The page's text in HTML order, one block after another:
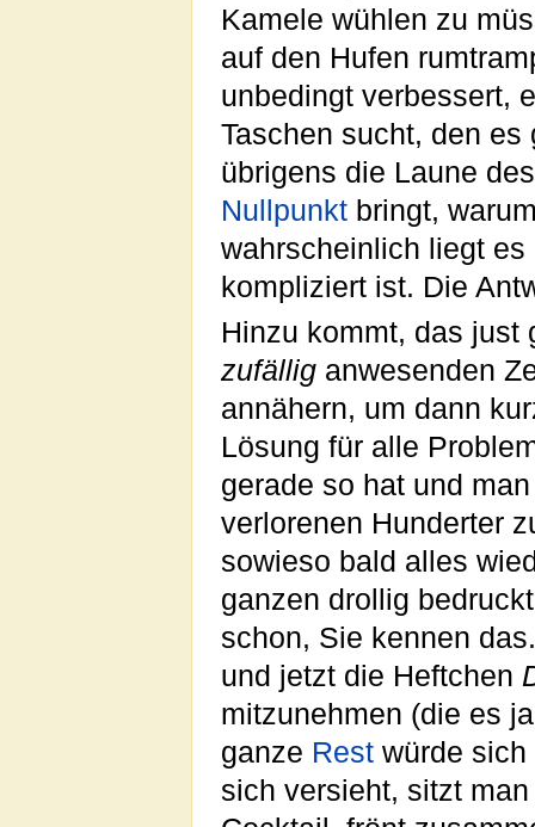
Kamele wühlen zu
auf den Hufen
unbedingt verbessert,
Taschen sucht, den
übrigens die Laune
Nullpunkt bringt,
wahrscheinlich liegt
kompliziert ist. Die
Hinzu kommt, das just
zufällig anwesenden
annähern, um dann
Lösung für alle
gerade so hat und
verlorenen Hunderter
sowieso bald alles
ganzen drollig
schon, Sie kennen
und jetzt die Heftchen
mitzunehmen (die es
ganze Rest würde
sich versieht, sitzt